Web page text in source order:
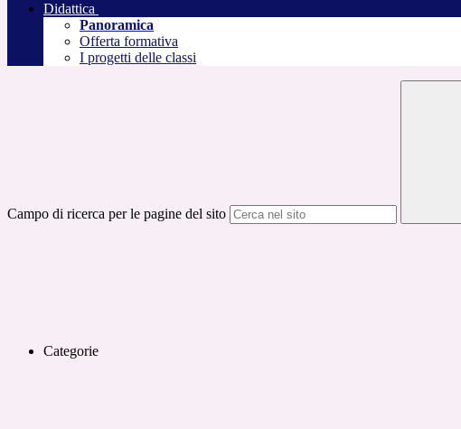
Didattica
Panoramica
Offerta formativa
I progetti delle classi
Campo di ricerca per le pagine del sito
Categorie